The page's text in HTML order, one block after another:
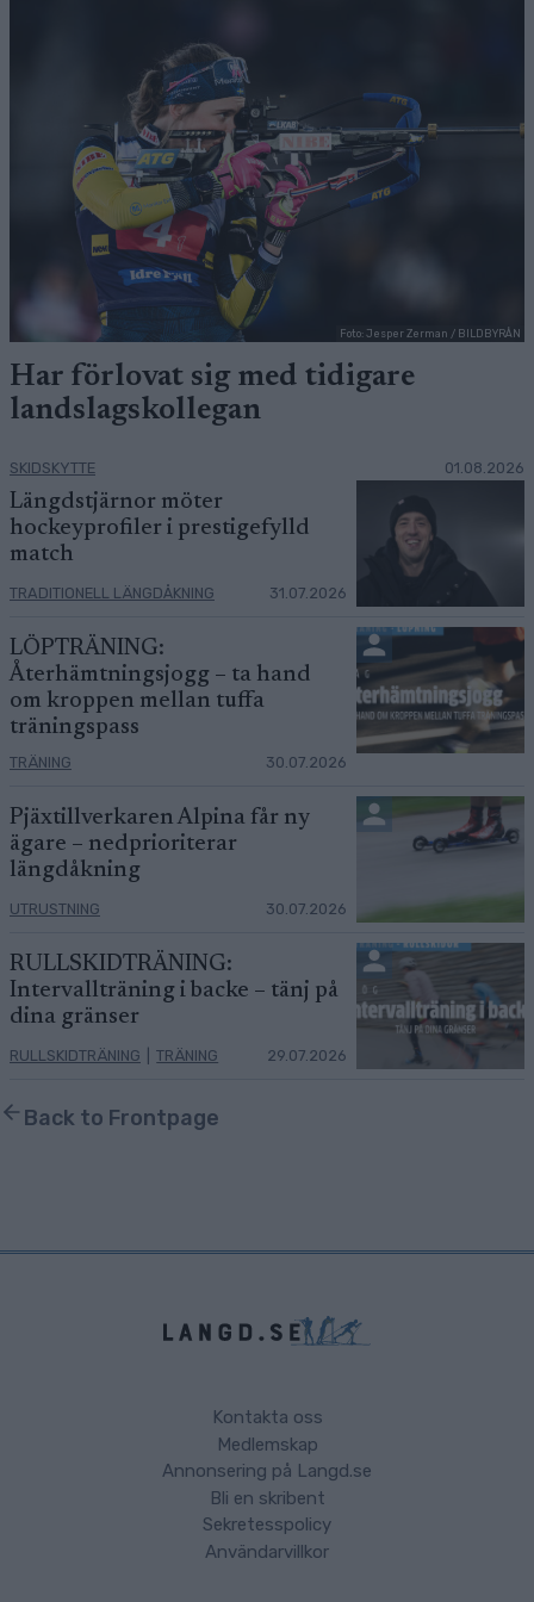
Foto: Jesper Zerman / BILDBYRÅN
Har förlovat sig med tidigare
landslagskollegan
SKIDSKYTTE 01.08.2026
Längdstjärnor möter
hockeyprofiler i prestigefylld
match
TRADITIONELL LÄNGDÅKNING 31.07.2026
LÖPTRÄNING:
Återhämtningsjogg – ta hand
om kroppen mellan tuffa
träningspass
TRÄNING 30.07.2026
Pjäxtillverkaren Alpina får ny
ägare – nedprioriterar
längdåkning
UTRUSTNING 30.07.2026
RULLSKIDTRÄNING:
Intervallträning i backe – tänj på
dina gränser
RULLSKIDTRÄNING TRÄNING 29.07.2026
Back to Frontpage
Kontakta oss
Medlemskap
Annonsering på Langd.se
Bli en skribent
Sekretesspolicy
Användarvillkor